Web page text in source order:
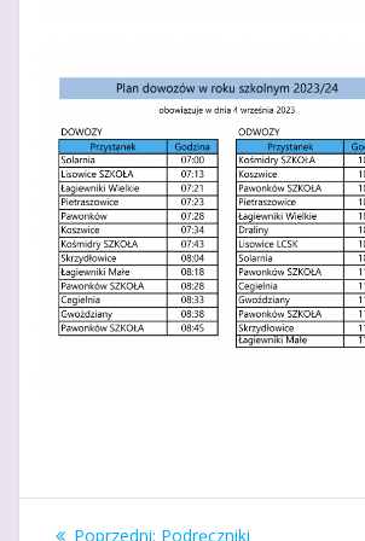
Nawigacja
Poprzedni: Poprzedni
Podręczniki